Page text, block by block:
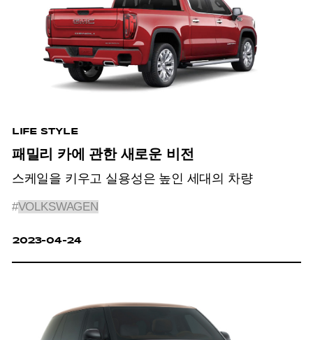
LIFE STYLE
패밀리 카에 관한 새로운 비전
스케일을 키우고 실용성은 높인 세대의 차량
#VOLKSWAGEN
2023-04-24